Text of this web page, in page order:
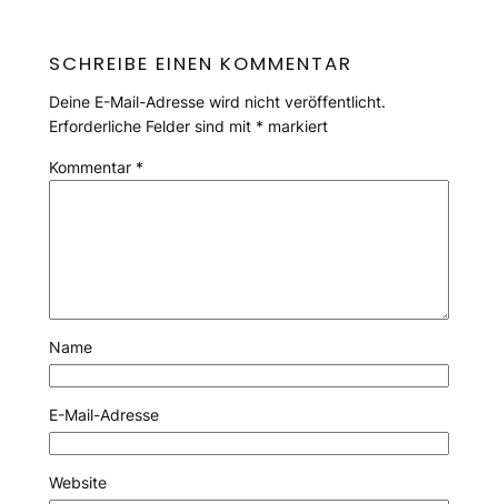
SCHREIBE EINEN KOMMENTAR
Deine E-Mail-Adresse wird nicht veröffentlicht.
Erforderliche Felder sind mit * markiert
Kommentar *
Name
E-Mail-Adresse
Website